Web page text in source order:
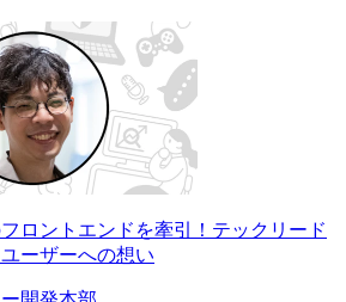
ロントエンドを牽引！テックリード
ーザーへの想い